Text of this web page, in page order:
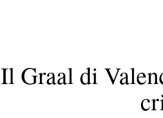
Il Graal di